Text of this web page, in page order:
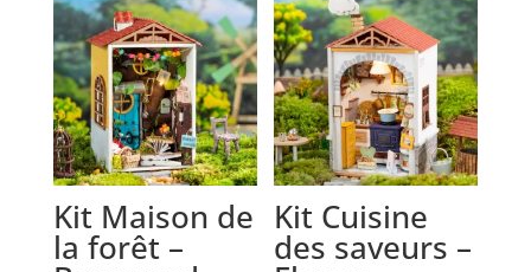
Kit Maison de
la forêt –
Kit Cuisine
des saveurs –